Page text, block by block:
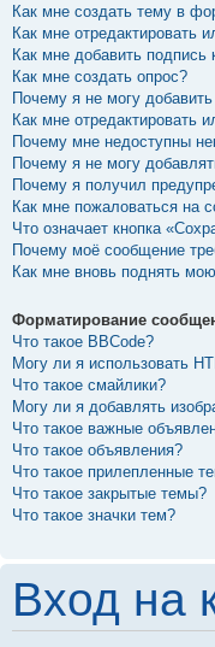
Как мне создать тему в
Как мне отредактировать
Как мне добавить
Как мне создать опрос?
Почему я не могу
Как мне отредактировать
Почему мне недоступны
Почему я не могу
Почему я получил
Как мне пожаловаться на
Что означает кнопка
Почему моё сообщение
Как мне вновь поднять
Форматирование
Что такое BBCode?
Могу ли я использовать
Что такое смайлики?
Могу ли я добавлять
Что такое важные
Что такое объявления?
Что такое прилепленные
Что такое закрытые темы?
Что такое значки тем?
Вход на